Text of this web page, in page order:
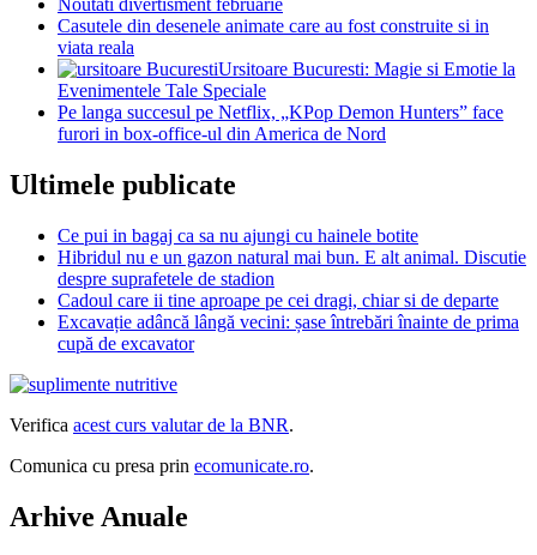
Noutati divertisment februarie
Casutele din desenele animate care au fost construite si in
viata reala
Ursitoare Bucuresti: Magie si Emotie la
Evenimentele Tale Speciale
Pe langa succesul pe Netflix, „KPop Demon Hunters” face
furori in box-office-ul din America de Nord
Ultimele publicate
Ce pui in bagaj ca sa nu ajungi cu hainele botite
Hibridul nu e un gazon natural mai bun. E alt animal. Discutie
despre suprafetele de stadion
Cadoul care ii tine aproape pe cei dragi, chiar si de departe
Excavație adâncă lângă vecini: șase întrebări înainte de prima
cupă de excavator
Verifica acest curs valutar de la BNR.
Comunica cu presa prin ecomunicate.ro.
Arhive Anuale